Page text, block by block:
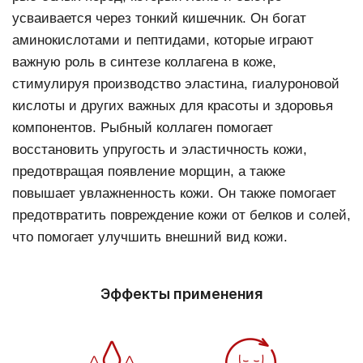
замедлять процесс ее старения.
усваивается через тонкий кишечник. Он богат
аминокислотами и пептидами, которые играют
важную роль в синтезе коллагена в коже,
стимулируя производство эластина, гиалуроновой
кислоты и других важных для красоты и здоровья
компонентов. Рыбный коллаген помогает
восстановить упругость и эластичность кожи,
предотвращая появление морщин, а также
повышает увлажненность кожи. Он также помогает
предотвратить повреждение кожи от белков и солей,
что помогает улучшить внешний вид кожи.
Эффекты применения